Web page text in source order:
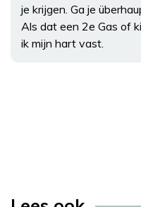
je krijgen. Ga je
Als dat een 2e Gas of
ik mijn hart vast.